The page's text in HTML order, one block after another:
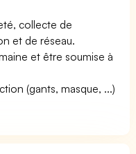
collecte de
et de réseau.
et être soumise à
(gants, masque, ...)